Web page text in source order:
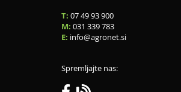
T: 07 49 93 900
M: 031 339 783
E: info agronet.si
Spremljajte nas: